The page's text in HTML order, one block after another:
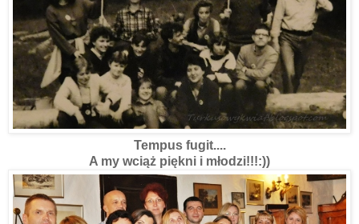
Tempus fugit....
A my wciąż piękni i młodzi!!!:))